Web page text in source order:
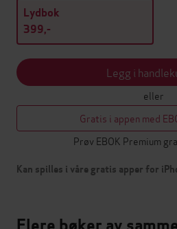
Lydbok
399,-
Legg i
eller
Gratis i appen med
Prøv EBOK Premium
Kan spilles i våre gratis apper for